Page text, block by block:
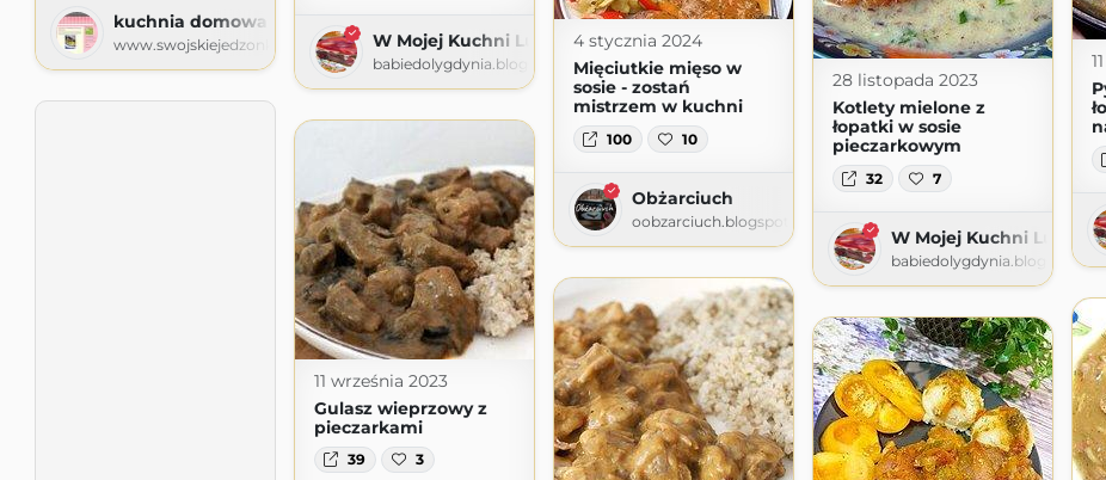
kuchnia domowa Agi - blog kulinarny
www.swojskiejedzonko72.com.pl W Mojej Kuchni Lubię
babiedolygdynia.blogspot.com
4 stycznia 2024
Mięciutkie mięso w
sosie - zostań
mistrzem w kuchni
100 10
Obżarciuch
oobzarciuch.blogspot.com
28 listopada 2023
Kotlety mielone z
łopatki w sosie
pieczarkowym
32 7
W Mojej Kuchni Lubię
babiedolygdynia.blogspot.com
11 września 2023
Gulasz wieprzowy z
pieczarkami
39 3